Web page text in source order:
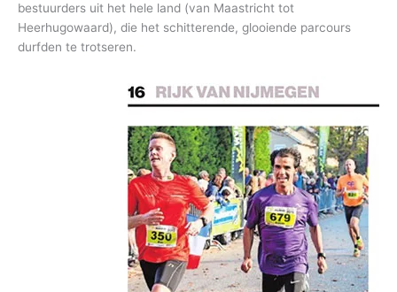
bestuurders uit het hele land (van Maastricht tot
Heerhugowaard), die het schitterende, glooiende parcours
durfden te trotseren.